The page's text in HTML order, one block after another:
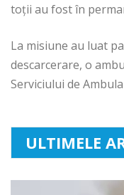
toții au fost în
La misiune au luat
descarcerare, o
Serviciului de
ULTIMELE